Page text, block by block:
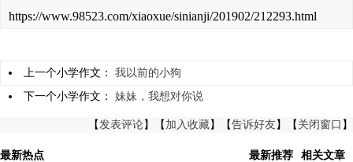
https://www.98523.com/xiaoxue/sinianji/201902/212293.html
上一个小学作文： 我以前的小狗
下一个小学作文： 妹妹，我想对你说
【发表评论】【 加入收藏】【告诉好友】【 关闭窗口 】
最新热点 最新推荐 相关文章